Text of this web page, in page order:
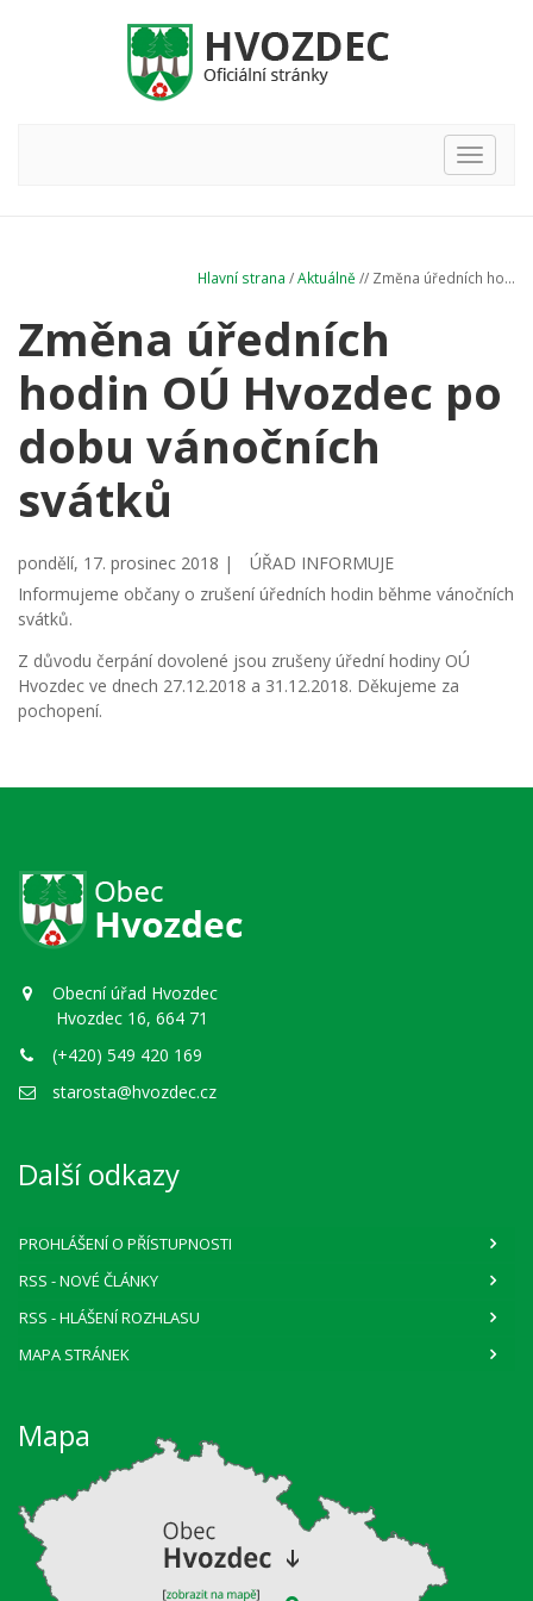
Hlavní
nabídka
Hlavní strana /Aktuálně // Změna úředních ho...
Změna úředních
hodin OÚ Hvozdec po
dobu vánočních
svátků
pondělí, 17. prosinec 2018 |
ÚŘAD INFORMUJE
Informujeme občany o zrušení úředních hodin běhme vánočních
svátků.
Z důvodu čerpání dovolené jsou zrušeny úřední hodiny OÚ
Hvozdec ve dnech 27.12.2018 a 31.12.2018. Děkujeme za
pochopení.
Obecní úřad Hvozdec
Hvozdec 16, 664 71
(+420) 549 420 169
starosta@hvozdec.cz
Další odkazy
PROHLÁŠENÍ O PŘÍSTUPNOSTI
RSS - NOVÉ ČLÁNKY
RSS - HLÁŠENÍ ROZHLASU
MAPA STRÁNEK
Mapa